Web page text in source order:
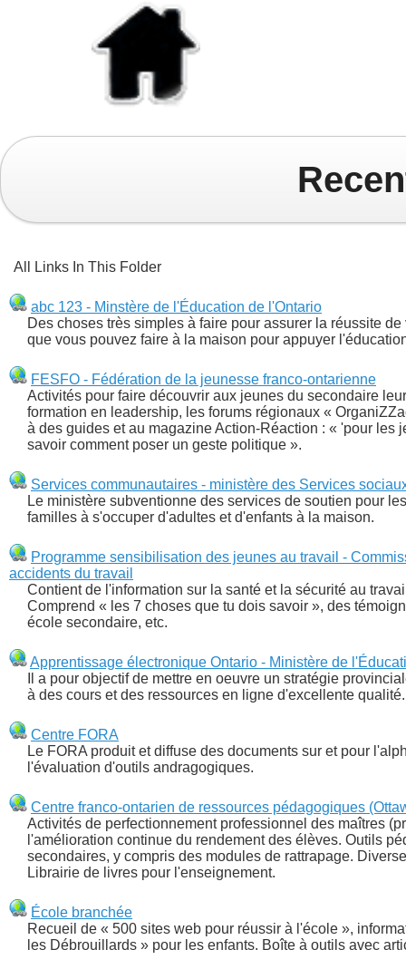
All Links In This Folder
abc 123 - Minstère de l'Éducation de l'Ontario
Des choses très simples à faire pour assurer la réussite
que vous pouvez faire à la maison pour appuyer
FESFO - Fédération de la jeunesse franco-ontarienne
Activités pour faire découvrir aux jeunes du secondaire
formation en leadership, les forums régionaux «
à des guides et au magazine Action-Réaction : « 'pour
savoir comment poser un geste politique ».
Services communautaires - ministère des Services
Le ministère subventionne des services de soutien pour
familles à s'occuper d'adultes et d'enfants à la maison.
Programme sensibilisation des jeunes au travail -
accidents du travail
Contient de l'information sur la santé et la sécurité au
Comprend « les 7 choses que tu dois savoir », des
école secondaire, etc.
Apprentissage électronique Ontario - Ministère de
Il a pour objectif de mettre en oeuvre un stratégie
à des cours et des ressources en ligne d'excellente qualité.
Centre FORA
Le FORA produit et diffuse des documents sur et pour
l'évaluation d'outils andragogiques.
Centre franco-ontarien de ressources pédagogiques
Activités de perfectionnement professionnel des maîtres
l'amélioration continue du rendement des élèves. Outils
secondaires, y compris des modules de rattrapage.
Librairie de livres pour l'enseignement.
École branchée
Recueil de « 500 sites web pour réussir à l'école »,
les Débrouillards » pour les enfants. Boîte à outils avec